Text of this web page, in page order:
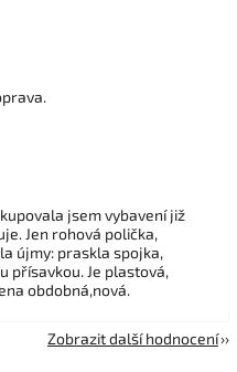
jsem vybavení již
Jen rohová polička,
újmy: praskla spojka,
přísavkou. Je plastová,
obdobná,nová.
Zobrazit další hodnocení